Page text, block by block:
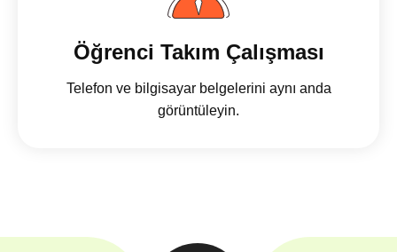
Öğrenci Takım Çalışması
Telefon ve bilgisayar belgelerini aynı anda
görüntüleyin.